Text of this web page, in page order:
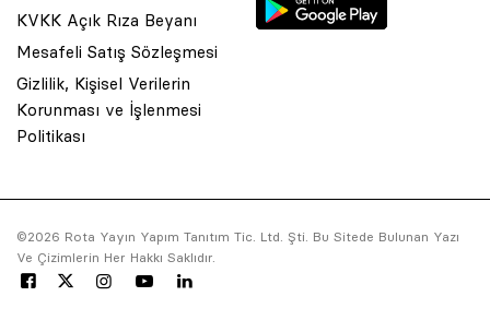
KVKK Açık Rıza Beyanı
Mesafeli Satış Sözleşmesi
Gizlilik, Kişisel Verilerin
Korunması ve İşlenmesi
Politikası
©2026 Rota Yayın Yapım Tanıtım Tic. Ltd. Şti. Bu Sitede Bulunan Yazı
Ve Çizimlerin Her Hakkı Saklıdır.
© 2001 Rota Yayın Yapım Tanıtım Tic. Ltd. Şti. Bu Sitede Bulunan
Asquared WordPress Agencytarafından tasarlanmış ve